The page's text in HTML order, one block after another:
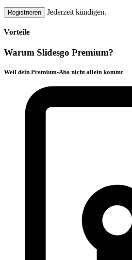
Registrieren Jederzeit kündigen.
Vorteile
Warum Slidesgo Premium?
Weil dein Premium-Abo nicht allein kommt